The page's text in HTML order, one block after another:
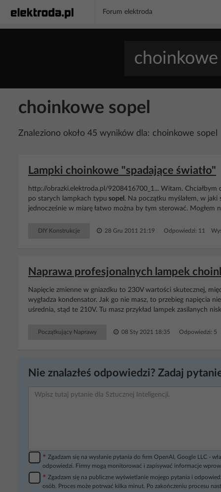
Forum elektroda
choinkowe sopel
Znaleziono około 45 wyników dla: choinkowe sopel
Lampki choinkowe "spadające światło"
http://obrazki.elektroda.pl/9208416700_1... Witam. Chciałbym
po starych lampkach typu sopel . Na początku myślałem, w
jednocześnie w miarę łatwo można by tym sterować. Mogłem
DIY Konstrukcje 28 Gru 2011 21:19 Odpowiedzi: 11
Naprawa profesjonalnych lampek
Napięcie zmienne w gniazdku to 230V wartości skutecznej,
wygładza kondensator. Jak go nie masz, to przebieg napięcia
uśrednia, stąd te 210V. Tu masz przykład lampek zasilanych
Początkujący Naprawy 08 Sty 2021 18:35 Odpowiedzi: 5
Nie znalazłeś odpowiedzi? Zadaj
* Zgadzam się na wysłanie pytania do firm OpenAI, Google LLC -
odpowiedzi. Firmy mogą monitorować i zapisywać informacje
* Zgadzam się na publiczne wyświetlanie mojego pytania i
osób. Proces może potrwać kilka minut. Po zakończeniu procesu